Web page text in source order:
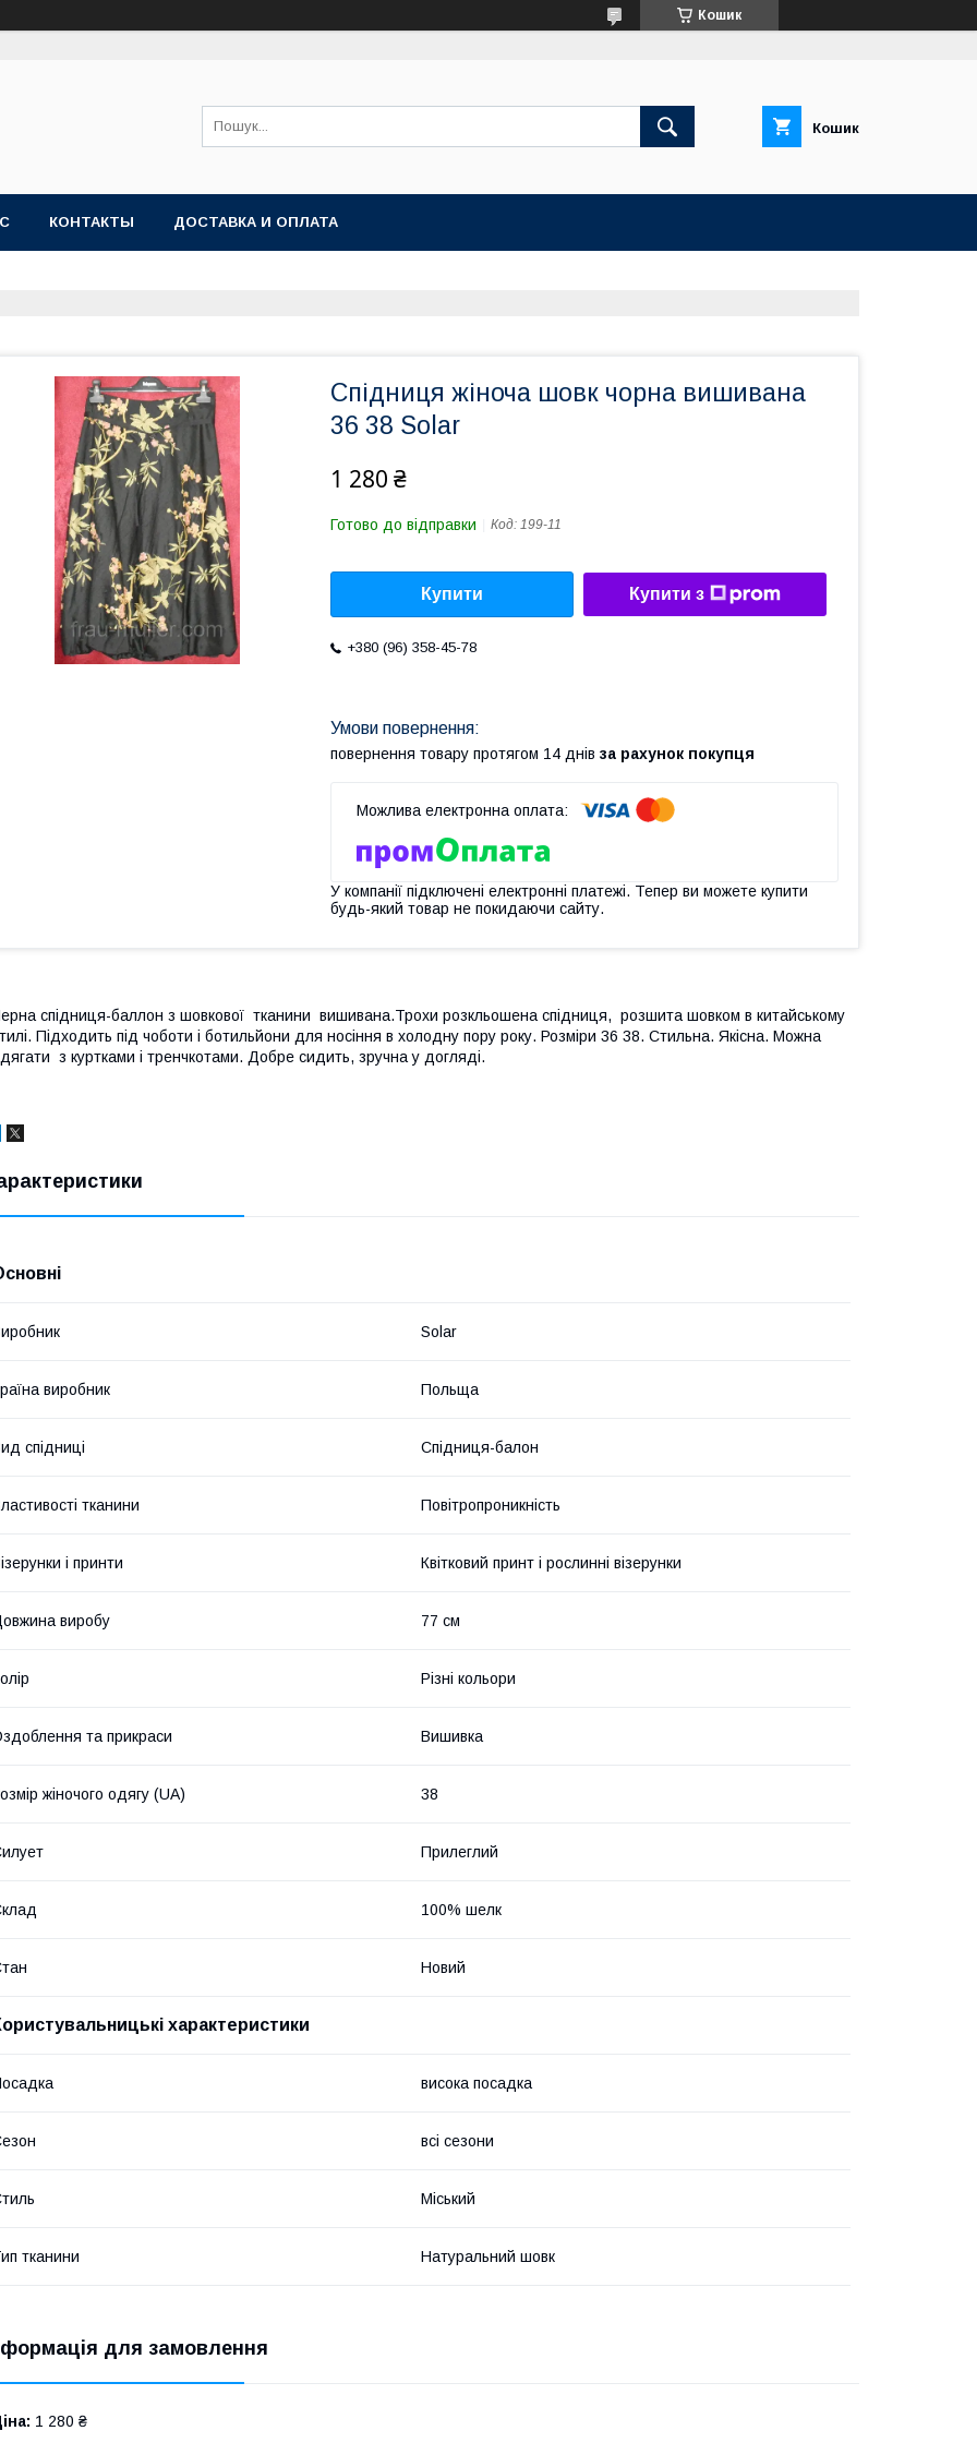
Кошик
Кошик
КОНТАКТЫ ДОСТАВКА И ОПЛАТА
Спідниця жіноча шовк чорна вишивана
36 38 Solar
1 280 ₴
Готово до відправки Код: 199-11
Купити Купити з
+380 (96) 358-45-78
повернення товару протягом 14 днів за рахунок покупця
У компанії підключені електронні платежі. Тепер ви можете купити
будь-який товар не покидаючи сайту.
спідниця-баллон з шовкової тканини вишивана.Трохи розкльошена спідниця, розшита шовком в китайському
Підходить під чоботи і ботильйони для носіння в холодну пору року. Розміри 36 38. Стильна. Якісна. Можна
з куртками і тренчкотами. Добре сидить, зручна у догляді.
Solar
виробник Польща
спідниці Спідниця-балон
тканини Повітропроникність
і принти Квітковий принт і рослинні візерунки
виробу 77 см
Різні кольори
та прикраси Вишивка
жіночого одягу (UA) 38
Прилеглий
100% шелк
Новий
характеристики
висока посадка
всі сезони
Міський
тканини Натуральний шовк
для замовлення
1 280 ₴